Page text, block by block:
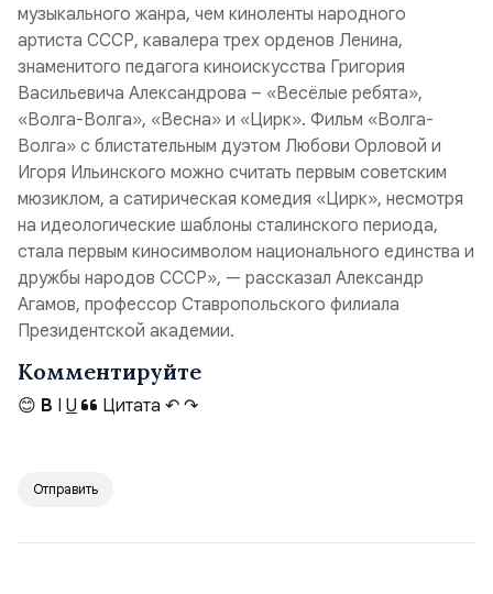
музыкального жанра, чем киноленты народного
артиста СССР, кавалера трех орденов Ленина,
знаменитого педагога киноискусства Григория
Васильевича Александрова – «Весёлые ребята»,
«Волга-Волга», «Весна» и «Цирк». Фильм «Волга-
Волга» с блистательным дуэтом Любови Орловой и
Игоря Ильинского можно считать первым советским
мюзиклом, а сатирическая комедия «Цирк», несмотря
на идеологические шаблоны сталинского периода,
стала первым киносимволом национального единства и
дружбы народов СССР», — рассказал Александр
Агамов, профессор Ставропольского филиала
Президентской академии.
Комментируйте
😊 B I U Цитата ↶ ↷
Отправить